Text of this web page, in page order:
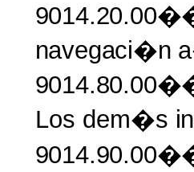
navegaci�n
Los dem�s